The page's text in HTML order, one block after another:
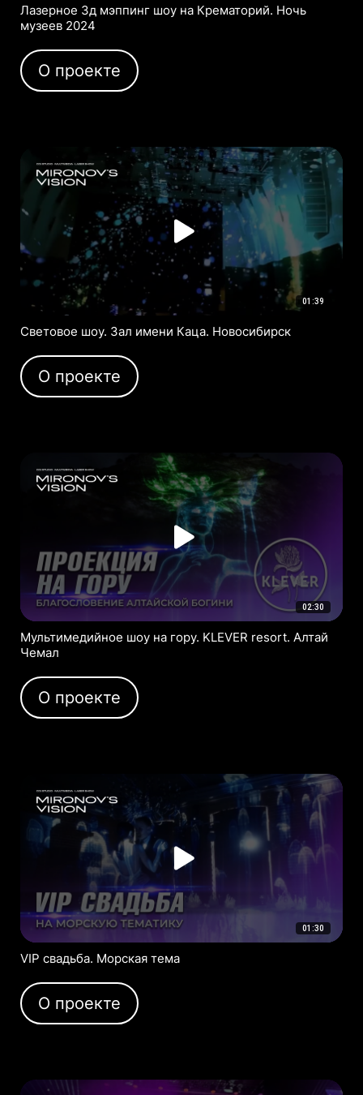
Лазерное 3д мэппинг шоу на Крематорий. Ночь
музеев 2024
О проекте
01:39
Световое шоу. Зал имени Каца. Новосибирск
О проекте
02:30
Мультимедийное шоу на гору. KLEVER resort. Алтай
Чемал
О проекте
01:30
VIP свадьба. Морская тема
О проекте